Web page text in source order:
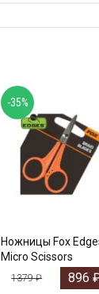
Ножницы Fox
Micro Scissors
1379₽ 896
-35%